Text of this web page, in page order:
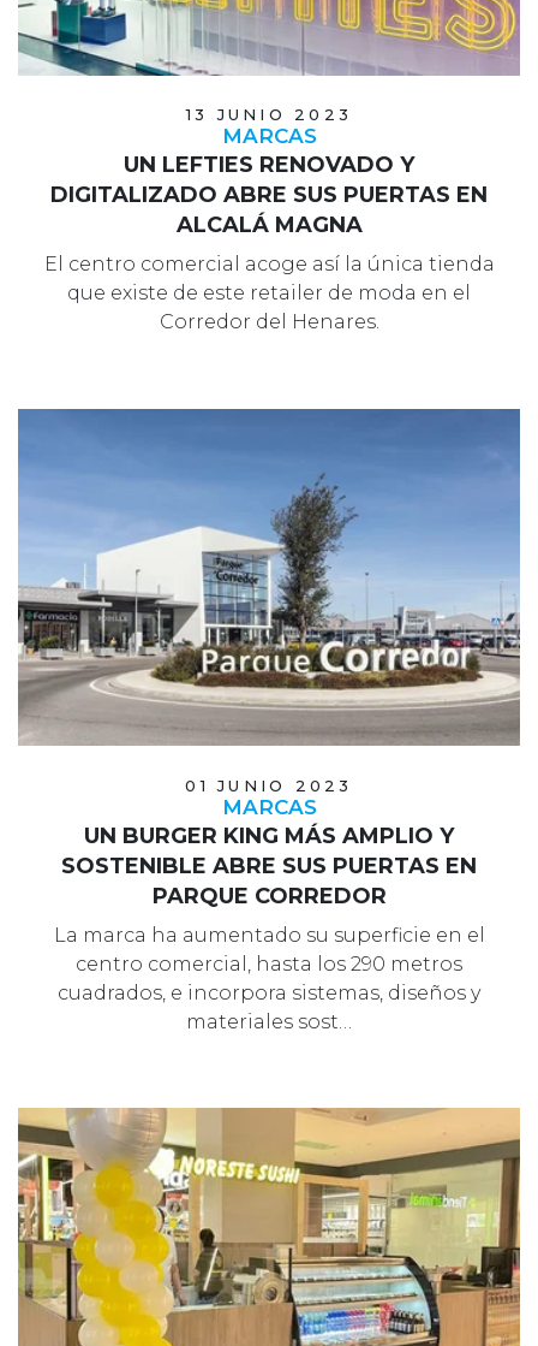
13 JUNIO 2023
MARCAS
UN LEFTIES RENOVADO Y
DIGITALIZADO ABRE SUS PUERTAS EN
ALCALÁ MAGNA
El centro comercial acoge así la única tienda
que existe de este retailer de moda en el
Corredor del Henares.
01 JUNIO 2023
MARCAS
UN BURGER KING MÁS AMPLIO Y
SOSTENIBLE ABRE SUS PUERTAS EN
PARQUE CORREDOR
La marca ha aumentado su superficie en el
centro comercial, hasta los 290 metros
cuadrados, e incorpora sistemas, diseños y
materiales sost…